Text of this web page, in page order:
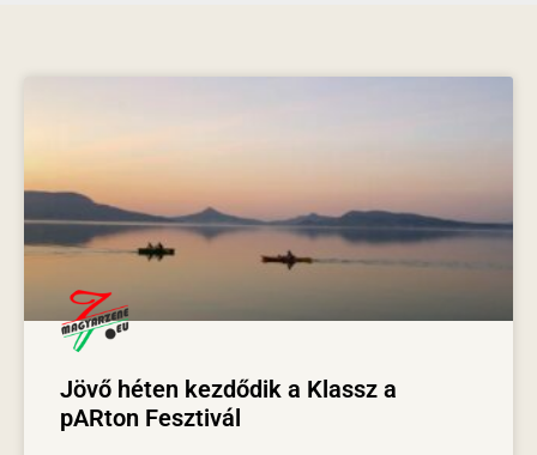
Jövő héten kezdődik a Klassz a
pARton Fesztivál